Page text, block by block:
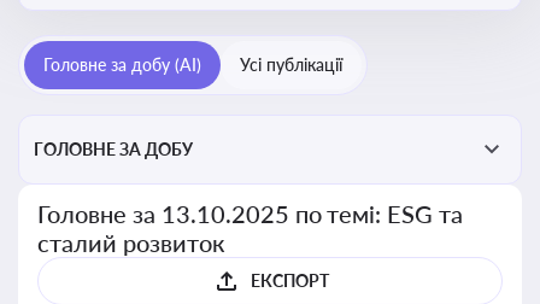
Головне за добу (AI) Усі публікації
ГОЛОВНЕ ЗА ДОБУ
Головне за 13.10.2025 по темі: ESG та
сталий розвиток
ЕКСПОРТ